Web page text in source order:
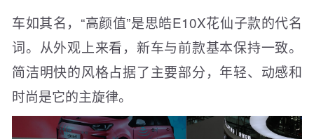
车如其名，“高颜值”是思皓E10X花仙子款的代名
词。从外观上来看，新车与前款基本保持一致。
简洁明快的风格占据了主要部分，年轻、动感和
时尚是它的主旋律。